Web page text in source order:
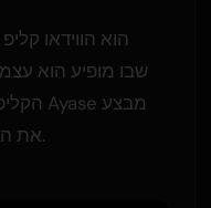
את השיר כשהוא מוקף בדמויות שונות.